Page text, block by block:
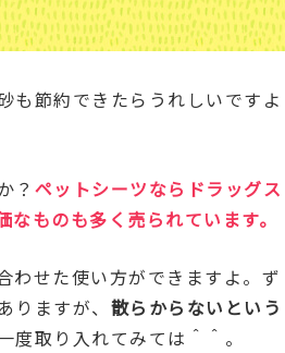
節約できたらうれしいですよ
？ ペットシーツならドラッグス
ものも多く売られています。
わせた使い方ができますよ。ず
ますが、 散らからないという
度取り入れてみては＾＾。